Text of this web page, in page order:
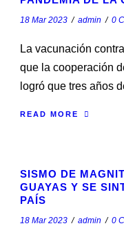
18 Mar 2023 / admin / 0
La vacunación
que la cooperación
logró que tres años
READ MORE
SISMO DE
GUAYAS Y SE
PAÍS
18 Mar 2023 / admin / 0